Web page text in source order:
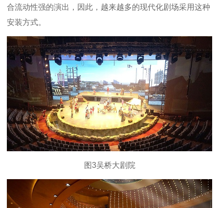
合流动性强的演出，因此，越来越多的现代化剧场采用这种
安装方式。
图3吴桥大剧院